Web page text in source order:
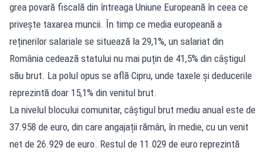
grea povară fiscală din întreaga Uniune Europeană în ceea ce
privește taxarea muncii. În timp ce media europeană a
reținerilor salariale se situează la 29,1%, un salariat din
România cedează statului nu mai puțin de 41,5% din câștigul
său brut. La polul opus se află Cipru, unde taxele și deducerile
reprezintă doar 15,1% din venitul brut.
La nivelul blocului comunitar, câștigul brut mediu anual este de
37.958 de euro, din care angajații rămân, în medie, cu un venit
net de 26.929 de euro. Restul de 11.029 de euro reprezintă